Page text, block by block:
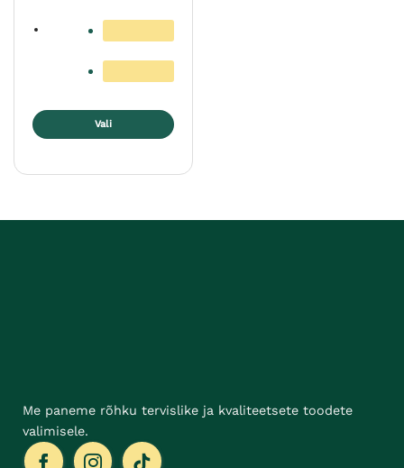
Vali
varianti.
Me paneme rõhku tervislike ja kvaliteetsete toodete
valimisele.